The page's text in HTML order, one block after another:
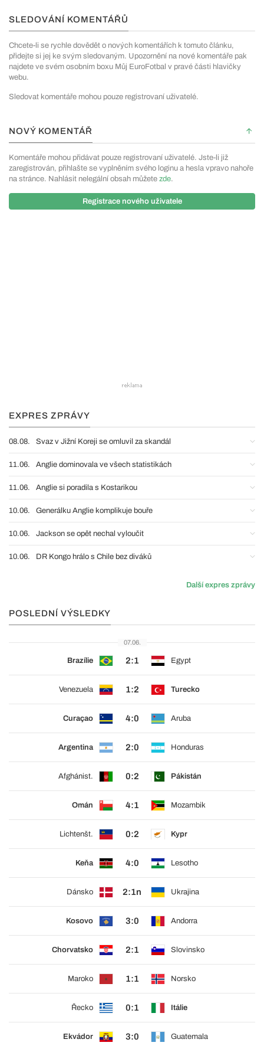
SLEDOVÁNÍ KOMENTÁŘŮ
Chcete-li se rychle dovědět o nových komentářích k tomuto článku,
přidejte si jej ke svým sledovaným. Upozornění na nové komentáře pak
najdete ve svém osobním boxu Můj EuroFotbal v pravé části hlavičky
webu.
Sledovat komentáře mohou pouze registrovaní uživatelé.
NOVÝ KOMENTÁŘ
Komentáře mohou přidávat pouze registrovaní uživatelé. Jste-li již
zaregistrován, přihlašte se vyplněním svého loginu a hesla vpravo nahoře
na stránce. Nahlásit nelegální obsah můžete zde.
Registrace nového uživatele
EXPRES ZPRÁVY
08.08. Svaz v Jižní Koreji se omluvil za skandál
11.06. Anglie dominovala ve všech statistikách
11.06. Anglie si poradila s Kostarikou
10.06. Generálku Anglie komplikuje bouře
10.06. Jackson se opět nechal vyloučit
10.06. DR Kongo hrálo s Chile bez diváků
Další expres zprávy
POSLEDNÍ VÝSLEDKY
07.06.
Brazílie 2:1 Egypt
Venezuela 1:2 Turecko
Curaçao 4:0 Aruba
Argentina 2:0 Honduras
Afghánist. 0:2 Pákistán
Omán 4:1 Mozambik
Lichtenšt. 0:2 Kypr
Keňa 4:0 Lesotho
Dánsko 2:1n Ukrajina
Kosovo 3:0 Andorra
Chorvatsko 2:1 Slovinsko
Maroko 1:1 Norsko
Řecko 0:1 Itálie
Ekvádor 3:0 Guatemala